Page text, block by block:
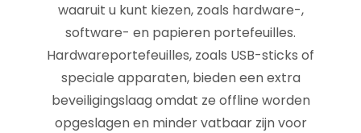
waaruit u kunt kiezen, zoals hardware-,
software- en papieren portefeuilles.
Hardwareportefeuilles, zoals USB-sticks of
speciale apparaten, bieden een extra
beveiligingslaag omdat ze offline worden
opgeslagen en minder vatbaar zijn voor